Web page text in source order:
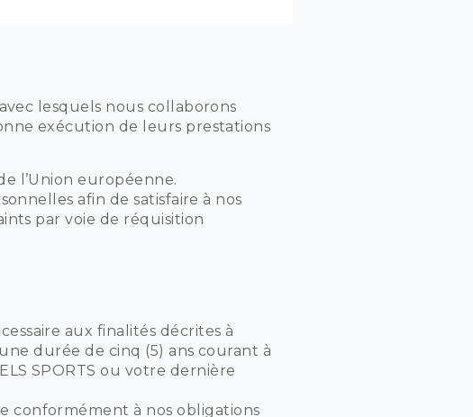
lesquels nous collaborons
exécution de leurs prestations
l’Union européenne.
afin de satisfaire à nos
par voie de réquisition
aux finalités décrites à
durée de cinq (5) ans courant à
SPORTS ou votre dernière
conformément à nos obligations